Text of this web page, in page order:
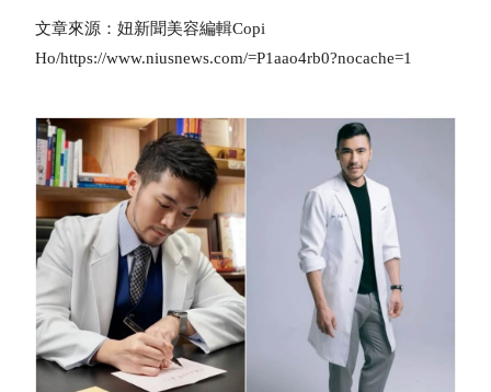
文章來源：妞新聞美容編輯Copi
Ho/https://www.niusnews.com/=P1aao4rb0?nocache=1